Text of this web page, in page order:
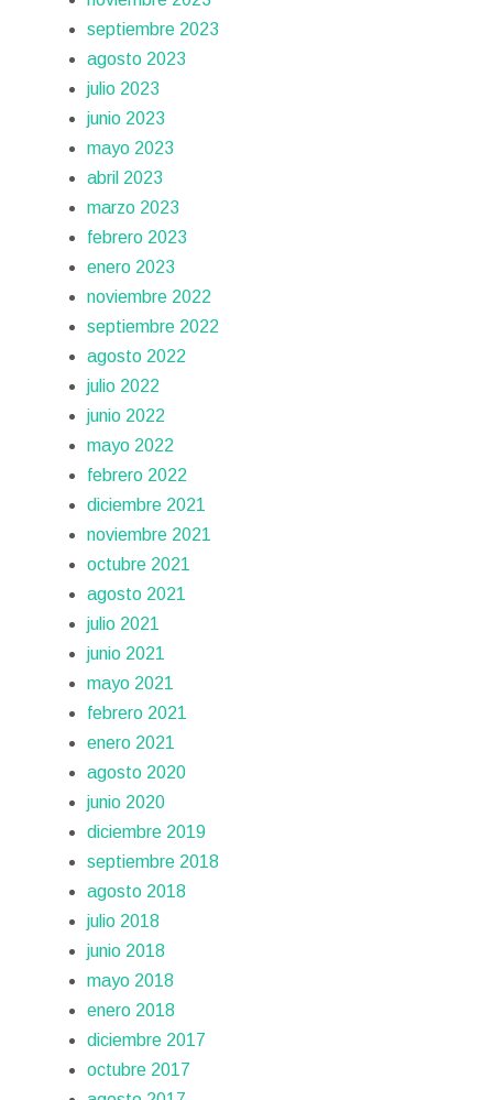
septiembre 2023
agosto 2023
julio 2023
junio 2023
mayo 2023
abril 2023
marzo 2023
febrero 2023
enero 2023
noviembre 2022
septiembre 2022
agosto 2022
julio 2022
junio 2022
mayo 2022
febrero 2022
diciembre 2021
noviembre 2021
octubre 2021
agosto 2021
julio 2021
junio 2021
mayo 2021
febrero 2021
enero 2021
agosto 2020
junio 2020
diciembre 2019
septiembre 2018
agosto 2018
julio 2018
junio 2018
mayo 2018
enero 2018
diciembre 2017
octubre 2017